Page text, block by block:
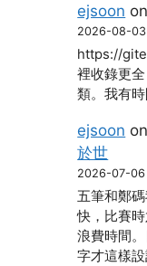
ejsoon
2026-08-03
https://
裡收錄更
類。我有時
ejsoon
於世
2026-07-06
五筆和鄭
快，比賽
浪費時間
字才這樣